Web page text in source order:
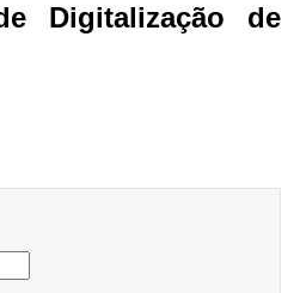
Digitalização de